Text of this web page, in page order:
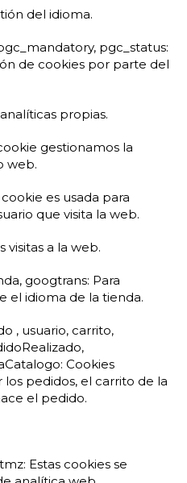
del idioma.
pgc_status:
de cookies por parte del
propias.
gestionamos la
web.
cookie es usada para
que visita la web.
visitas a la web.
googtrans: Para
el idioma de la tienda.
, usuario, carrito,
Cookies
pedidos, el carrito de la
el pedido.
Estas cookies se